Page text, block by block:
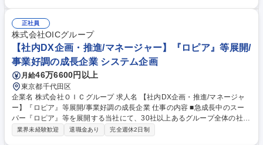
島で働く/直島】バーテンダー◆ベネッセグループ/UIターン歓迎
正社員
株式会社OICグループ
【社内DX企画・推進/マネージャー】『ロピア』等展開/
事業好調の成長企業 システム企画
月給46万6600円以上
東京都千代田区
企業名 株式会社ＯＩＣグループ 求人名 【社内DX企画・推進/マネージャ
ー】『ロピア』等展開/事業好調の成長企業 仕事の内容 ■急成長中のスー
パー『ロピア』等を展開する当社にて、30社以上あるグループ全体の社内
DX企画・推進をお任せします。マネージャーとして、最上流工程から幅
業界未経験歓迎 退職金あり 完全週休2日制